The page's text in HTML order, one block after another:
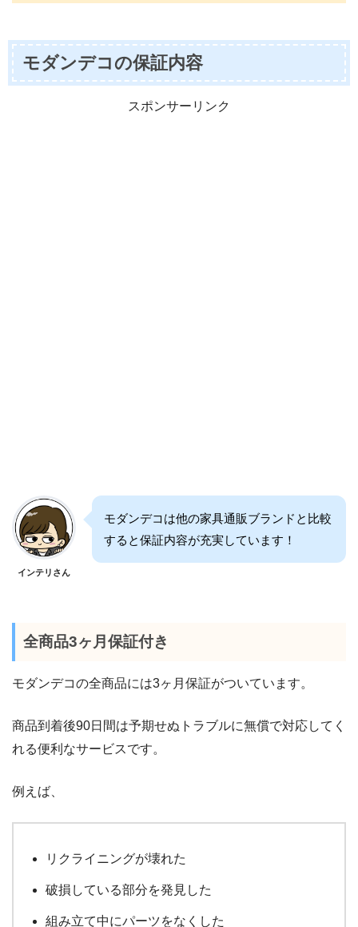
モダンデコの保証内容
スポンサーリンク
インテリさん
モダンデコは他の家具通販ブランドと比較
すると保証内容が充実しています！
全商品3ヶ月保証付き
モダンデコの全商品には3ヶ月保証がついています。
商品到着後90日間は予期せぬトラブルに無償で対応してく
れる便利なサービスです。
例えば、
リクライニングが壊れた
破損している部分を発見した
組み立て中にパーツをなくした